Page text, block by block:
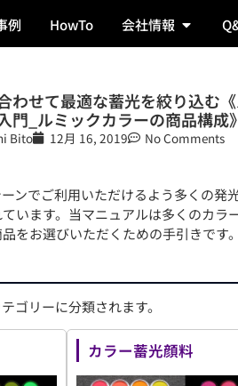
例 HowTo 会社情報
わせて最適な蓄光を絞り込む
門_ルミックカラーの商品構成》
Bito 12月 16, 2019 No Comments
ンでご利用いただけるよう多くの発
います。当マニュアルは多くのカラ
をお選びいただくための手引きです。
ゴリーに分類されます。
カラー蓄光顔料